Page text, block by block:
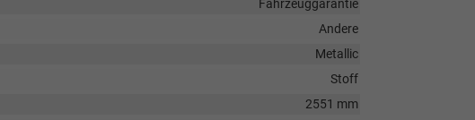
Fahrzeuggarantie
Andere
Metallic
Stoff
2551 mm